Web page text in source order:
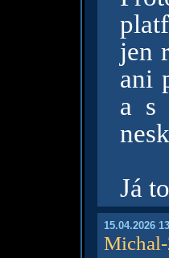
jen
ani
a s
Já
15.04.2026